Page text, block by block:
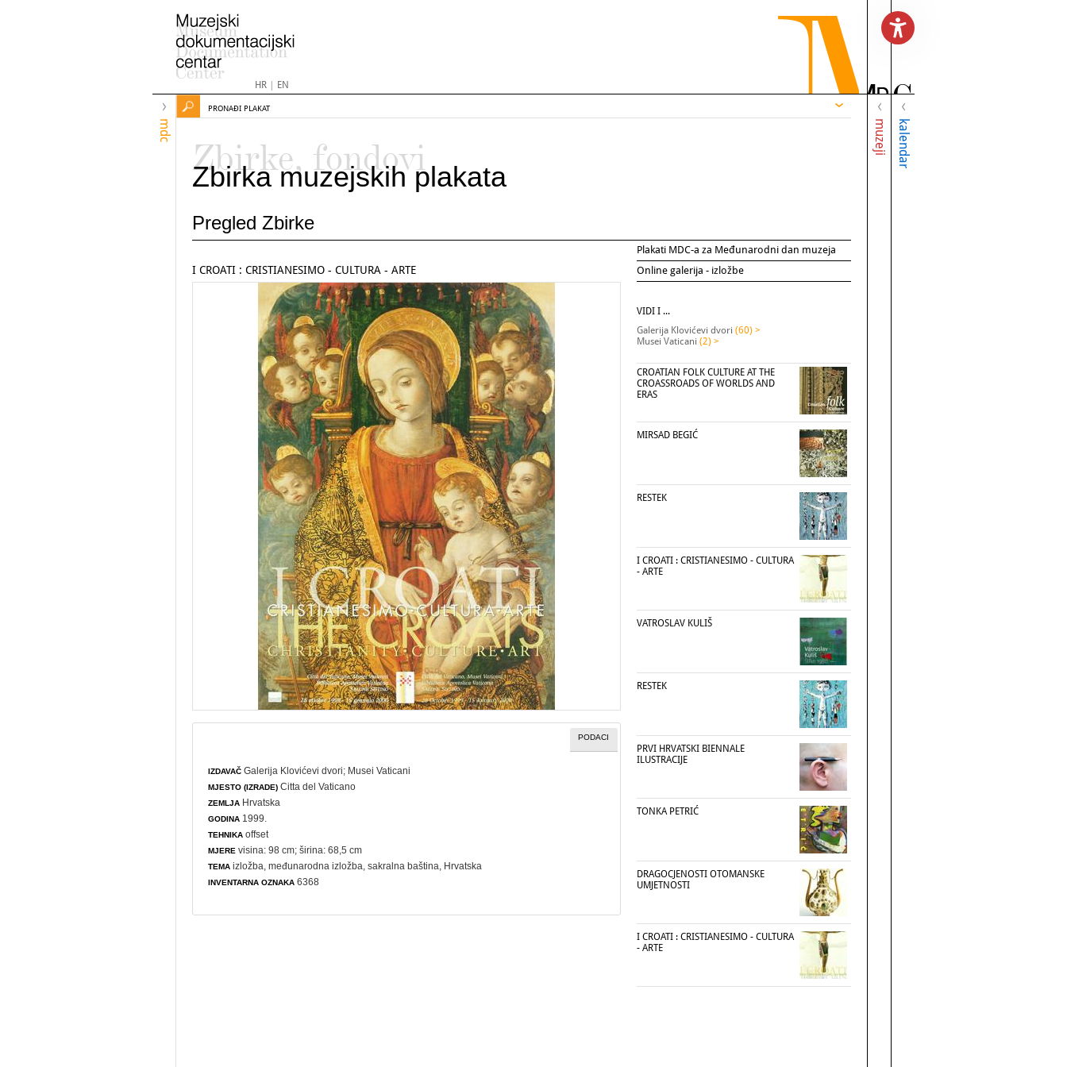
HR| EN
mdc muzeji kalendar
PRONAĐI PLAKAT
Zbirke, fondovi
Zbirka muzejskih plakata
Pregled Zbirke
Plakati MDC-a za Međunarodni dan muzeja
Online galerija - izložbe
I CROATI : CRISTIANESIMO - CULTURA - ARTE
PODACI
IZDAVAČ Galerija Klovićevi dvori; Musei Vaticani
MJESTO (IZRADE) Citta del Vaticano
ZEMLJA Hrvatska
GODINA 1999.
TEHNIKA offset
MJERE visina: 98 cm; širina: 68,5 cm
TEMA izložba ,međunarodna izložba ,sakralna baština , Hrvatska
INVENTARNA OZNAKA 6368
VIDI I ...
Galerija Klovićevi dvori (60) >
Musei Vaticani (2) >
CROATIAN FOLK CULTURE AT THE
CROASSROADS OF WORLDS AND
ERAS
MIRSAD BEGIĆ
RESTEK
I CROATI : CRISTIANESIMO - CULTURA
- ARTE
VATROSLAV KULIŠ
RESTEK
PRVI HRVATSKI BIENNALE
ILUSTRACIJE
TONKA PETRIĆ
DRAGOCJENOSTI OTOMANSKE
UMJETNOSTI
I CROATI : CRISTIANESIMO - CULTURA
- ARTE